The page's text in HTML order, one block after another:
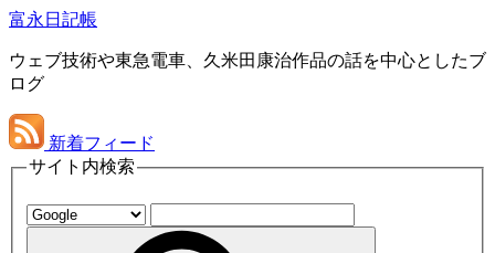
富永日記帳
ウェブ技術や東急電車、久米田康治作品の話を中心としたブ
ログ
新着フィード
サイト内検索